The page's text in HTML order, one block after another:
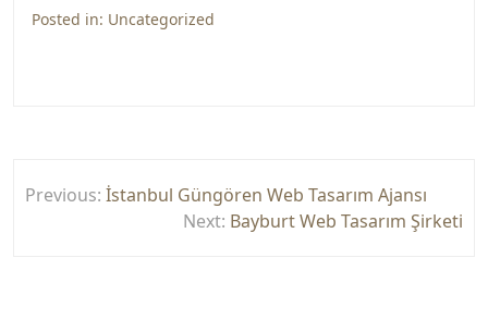
Posted in: Uncategorized
gezinmesi
Previous: İstanbul Güngören Web Tasarım Ajansı
Next: Bayburt Web Tasarım Şirketi